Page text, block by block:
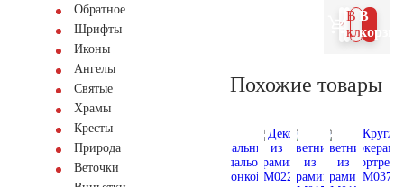
Обратное
Шрифты
Иконы
Ангелы
Святые
Храмы
Кресты
Природа
Веточки
В
В 1
клик
Похожие товары